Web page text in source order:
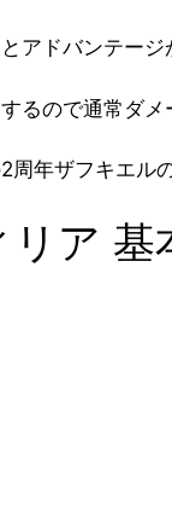
アドバンテージ
るので通常ダ
年ザフキエル
ア 基